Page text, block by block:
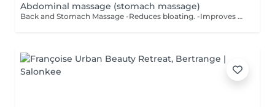
Abdominal massage (stomach massage)
Back and Stomach Massage -Reduces bloating. -Improves digestion. -Relieves back tension and muscle tightness. -Calms the nervous system from the inside out. As a bonus - improves muscle tone, reduces puffiness and visually defines the waist. *Not a weight loss treatment. But your stomach will look and feel different.